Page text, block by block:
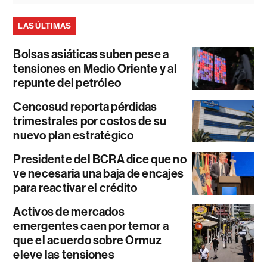
LAS ÚLTIMAS
Bolsas asiáticas suben pese a
tensiones en Medio Oriente y al
repunte del petróleo
Cencosud reporta pérdidas
trimestrales por costos de su
nuevo plan estratégico
Presidente del BCRA dice que no
ve necesaria una baja de encajes
para reactivar el crédito
Activos de mercados
emergentes caen por temor a
que el acuerdo sobre Ormuz
eleve las tensiones